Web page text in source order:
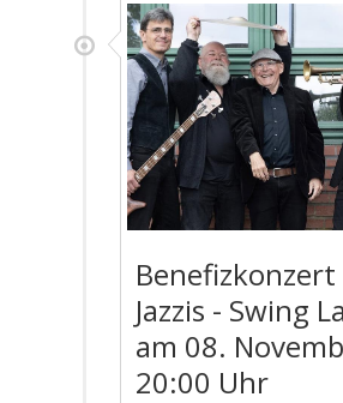
Jazzis - Swing
am 08.
20:00 Uhr